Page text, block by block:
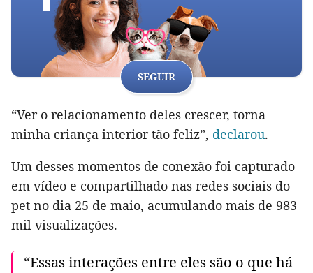
SEGUIR
“Ver o relacionamento deles crescer, torna
minha criança interior tão feliz”, declarou.
Um desses momentos de conexão foi capturado
em vídeo e compartilhado nas redes sociais do
pet no dia 25 de maio, acumulando mais de 983
mil visualizações.
“Essas interações entre eles são o que há